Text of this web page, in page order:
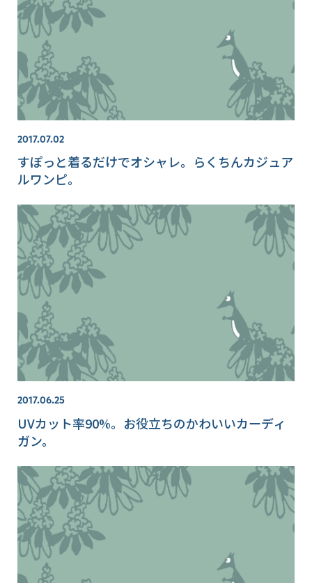
2017.07.02
すぽっと着るだけでオシャレ。らくちんカジュア
ルワンピ。
2017.06.25
UVカット率90%。お役立ちのかわいいカーディ
ガン。